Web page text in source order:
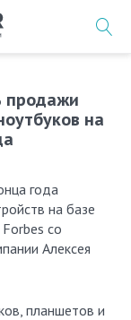
продажи
на
на базе
со
Алексея
планшетов и